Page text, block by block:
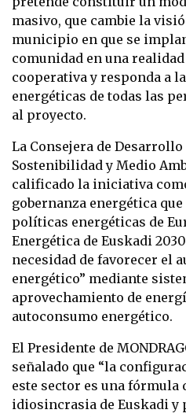
masivo, que cambie la
municipio en que se
comunidad en una
cooperativa y responda a
energéticas de todas las
al proyecto.
La Consejera de
Sostenibilidad y Medio
calificado la iniciativa
gobernanza energética
políticas energéticas de
Energética de Euskadi
necesidad de favorecer el
energético” mediante
aprovechamiento de
autoconsumo energético.
El Presidente de
señalado que “la
este sector es una fórmula
idiosincrasia de Euskadi y